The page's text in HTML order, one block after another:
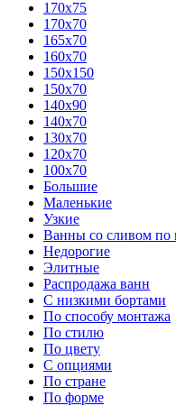
170х75
170х70
165х70
160х70
150х150
150х70
140х90
140х70
130х70
120х70
100х70
Большие
Маленькие
Узкие
Ванны со сливом по
Недорогие
Элитные
Распродажа ванн
С низкими бортами
По способу монтажа
По стилю
По цвету
С опциями
По стране
По форме